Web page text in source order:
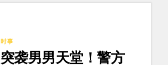
时事
突袭男男天堂！警方